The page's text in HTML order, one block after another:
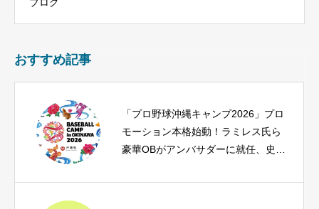
おすすめ記事
「プロ野球沖縄キャンプ2026」プロ
モーション本格始動！ラミレス氏ら
豪華OBがアンバサダーに就任、史上